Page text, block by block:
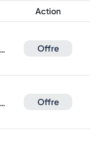
Action
Offre
Offre